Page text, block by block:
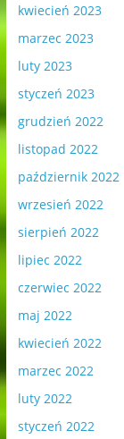
kwiecień 2023
marzec 2023
luty 2023
styczeń 2023
grudzień 2022
listopad 2022
październik 2022
wrzesień 2022
sierpień 2022
lipiec 2022
czerwiec 2022
maj 2022
kwiecień 2022
marzec 2022
luty 2022
styczeń 2022